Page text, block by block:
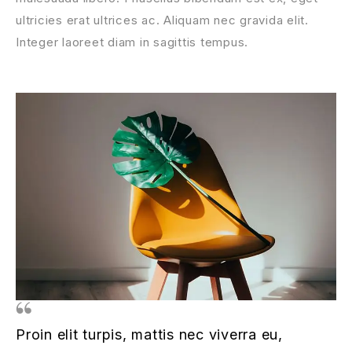
ultricies erat ultrices ac. Aliquam nec gravida elit.
Integer laoreet diam in sagittis tempus.
Proin elit turpis, mattis nec viverra eu,